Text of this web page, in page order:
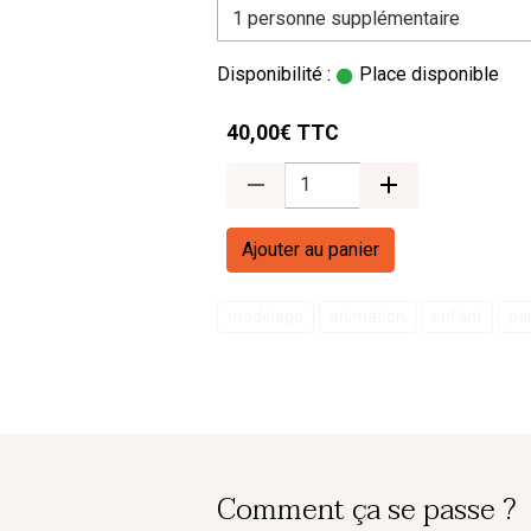
Disponibilité : Place disponible
40,00€ TTC
Ajouter au panier
Comment ça se passe ?